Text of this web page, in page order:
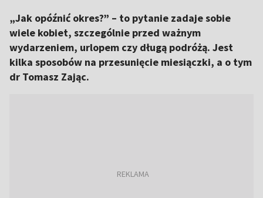
„Jak opóźnić okres?” – to pytanie zadaje sobie
wiele kobiet, szczególnie przed ważnym
wydarzeniem, urlopem czy długą podróżą. Jest
kilka sposobów na przesunięcie miesiączki, a o tym
dr Tomasz Zając.